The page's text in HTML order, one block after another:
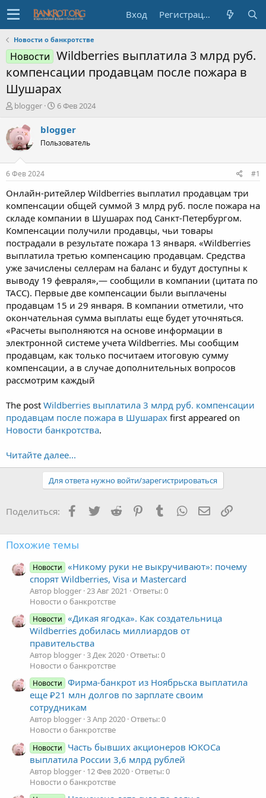
Вход Регистрация
Новости о банкротстве
Новости Wildberries выплатила 3 млрд руб.
компенсации продавцам после пожара в
Шушарах
А
т
о
р
е
м
ы
blogger
Д
т
а
н
л
6 Фев 2024
blogger
Пользователь
6 Фев 2024 #1
Онлайн-ритейлер Wildberries выплатил продавцам три
компенсации общей суммой 3 млрд руб. после пожара на
складе компании в Шушарах под Санкт-Петербургом.
Компенсации получили продавцы, чьи товары
пострадали в результате пожара 13 января. «Wildberries
выплатила третью компенсацию продавцам. Средства
уже зачислены селлерам на баланс и будут доступны к
выводу 19 февраля»,— сообщили в компании (цитата по
ТАСС). Первые две компенсации были выплачены
продавцам 15 и 29 января. В компании отметили, что
окончательная сумма выплаты еще будет уточняться.
«Расчеты выполняются на основе информации в
электронной системе учета Wildberries. Мы сообщим
продавцам, как только посчитаем итоговую сумму
компенсации, а в случае дополнительных вопросов
рассмотрим каждый
The post Wildberries выплатила 3 млрд руб. компенсации
продавцам после пожара в Шушарах first appeared on
Новости банкротства.
Читайте далее...
Для ответа нужно войти/зарегистрироваться
Поделиться: Facebook
TwitterReddit PinterestTumblr WhatsApp Ссылка
Похожие темы
Новости
«Никому руки не выкручивают»: почему
спорят Wildberries, Visa и Mastercard
Автор blogger 23 Авг 2021
Ответы: 0
Новости о банкротстве
Новости
«Дикая ягодка». Как создательница
Wildberries добилась миллиардов от
правительства
Автор blogger 3 Дек 2020 Ответы: 0
Новости о банкротстве
Новости
Фирма-банкрот из Ноябрьска выплатила
еще ₽21 млн долгов по зарплате своим
сотрудникам
Автор blogger 3 Апр 2020 Ответы: 0
Новости о банкротстве
Новости
Часть бывших акционеров ЮКОСа
выплатила России 3,6 млрд рублей
Автор blogger 12 Фев 2020 Ответы: 0
Новости о банкротстве